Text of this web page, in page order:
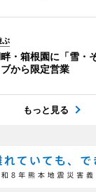
ぶ
・箱根園に「雪
から限定営業
もっと見る